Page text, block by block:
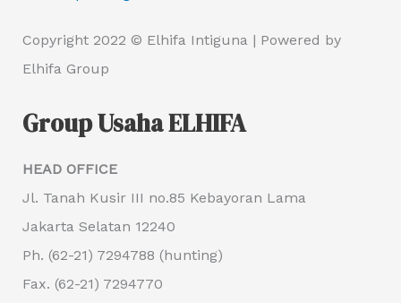
Copyright 2022 © Elhifa Intiguna | Powered by
Elhifa Group
Group Usaha ELHIFA
HEAD OFFICE
Jl. Tanah Kusir III no.85 Kebayoran Lama
Jakarta Selatan 12240
Ph. (62-21) 7294788 (hunting)
Fax. (62-21) 7294770